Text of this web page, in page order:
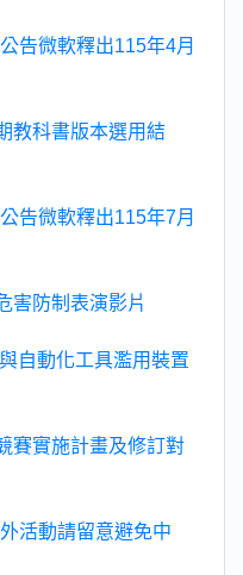
告微軟釋出115年4月
教科書版本選用結
告微軟釋出115年7月
害防制表演影片
自動化工具濫用裝置
賽實施計畫及修訂對
活動請留意避免中